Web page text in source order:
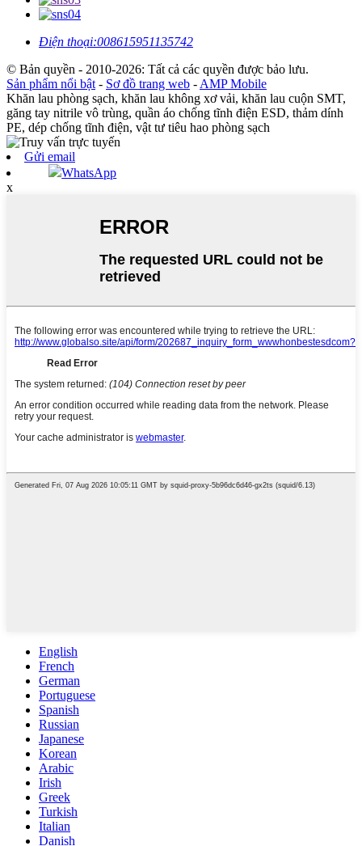
Điện thoại:008615951135742
© Bản quyền - 2010-2026: Tất cả các quyền được bảo lưu.
Sản phẩm nổi bật - Sơ đồ trang web - AMP Mobile
Khăn lau phòng sạch, khăn lau không xơ vải, khăn lau cuộn SMT,
găng tay nitrile vô trùng, quần áo chống tĩnh điện ESD, thảm dính
PE, dép chống tĩnh điện, vật tư tiêu hao phòng sạch
Gửi email
WhatsApp
x
English
French
German
Portuguese
Spanish
Russian
Japanese
Korean
Arabic
Irish
Greek
Turkish
Italian
Danish